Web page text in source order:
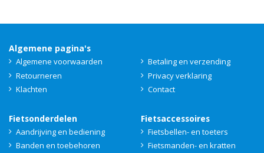
Algemene pagina's
Algemene voorwaarden
Betaling en verzending
Retourneren
Privacy verklaring
Klachten
Contact
Fietsonderdelen
Aandrijving en bediening
Banden en toebehoren
Fietsaccessoires
Fietsbellen- en toeters
Fietsmanden- en kratten